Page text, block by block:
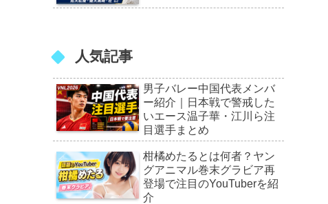
人気記事
男子バレー中国代表メンバ
ー紹介｜日本戦で警戒した
いエース温子華・江川ら注
目選手まとめ
柑橘めたるとは何者？ヤン
グアニマル巻末グラビア再
登場で注目のYouTuberを紹
介